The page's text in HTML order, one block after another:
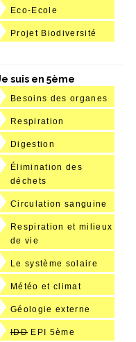
Eco-Ecole
Projet Biodiversité
suis en 5ème
Besoins des organes
Respiration
Digestion
Élimination des
déchets
Circulation sanguine
Respiration et milieux
de vie
Le système solaire
Météo et climat
Géologie externe
IDD EPI 5ème